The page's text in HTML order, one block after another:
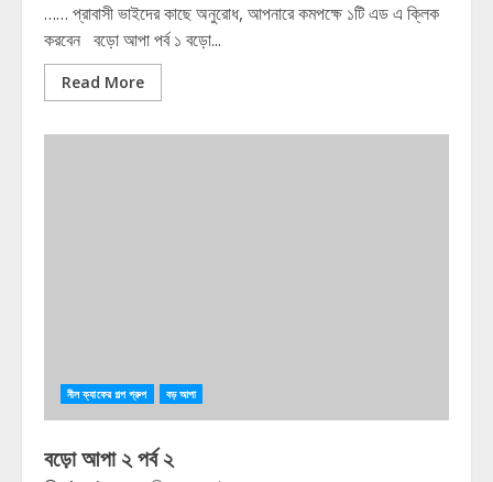
…… প্রাবাসী ভাইদের কাছে অনুরোধ, আপনারে কমপক্ষে ১টি এড এ ক্লিক
করবেন বড়ো আপা পর্ব ১ বড়ো...
Read More
নীল ক্যাফের গল্প গ্রুপ বড় আপা
বড়ো আপা ২ পর্ব ২